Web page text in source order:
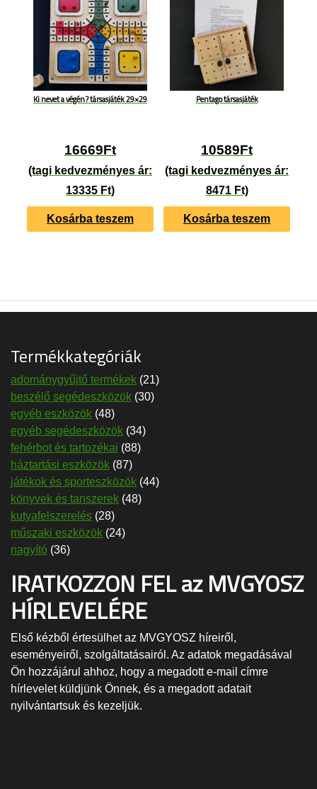
Ki nevet a végén? társasjáték 29×29
16669Ft
(tagi kedvezményes ár:
13335 Ft)
Kosárba teszem
Pentago társasjáték
10589Ft
(tagi kedvezményes ár:
8471 Ft)
Kosárba teszem
Termékkategóriák
adománygyűjtő termékek (21)
beszélő segédeszközök (30)
egyéb eszközök (48)
egyéb segédeszközök (34)
fehérbot és tartozékai (88)
háztartási eszközök (87)
játékok és sporteszközök (44)
könyvek és tanszerek (48)
kutyafelszerelés (28)
műszaki eszközök (24)
nagyító (36)
IRATKOZZON FEL az MVGYOSZ
HÍRLEVELÉRE
Első kézből értesülhet az MVGYOSZ híreiről,
eseményeiről, szolgáltatásairól. Az adatok megadásával
Ön hozzájárul ahhoz, hogy a megadott e-mail címre
hírlevelet küldjünk Önnek, és a megadott adatait
nyilvántartsuk és kezeljük.